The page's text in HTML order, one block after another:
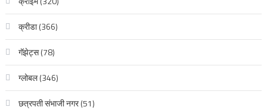
क्रीडा(366)
गॅझेट्स(78)
ग्लोबल(346)
छत्रपती संभाजी नगर(51)